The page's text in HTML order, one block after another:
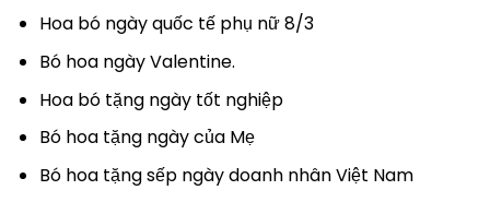
Hoa bó ngày quốc tế phụ nữ 8/3
Bó hoa ngày Valentine.
Hoa bó tặng ngày tốt nghiệp
Bó hoa tặng ngày của Mẹ
Bó hoa tặng sếp ngày doanh nhân Việt Nam